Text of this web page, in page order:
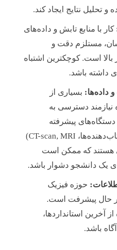
تحلیل نتایج ایجاد کند.
کار با منابع تابش و داده‌های
مستلزم دقت و
است. کوچکترین اشتباه
داشته باشد.
داده‌ها: بسیاری از
دسترسی به
پیشرفته
پرتوپزشکی (مانند شتاب‌دهنده‌ها، CT-scan, MRI)
هستند که ممکن است
یک دانشجو دشوار باشد.
حوزه فیزیک
حال پیشرفت است.
آخرین استانداردها،
باشد.